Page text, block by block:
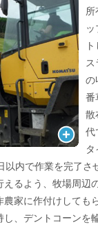
所
の
番
散
代
以内で作業を完了さ
るよう、牧場周辺
家に作付けしても
、デントコーンを